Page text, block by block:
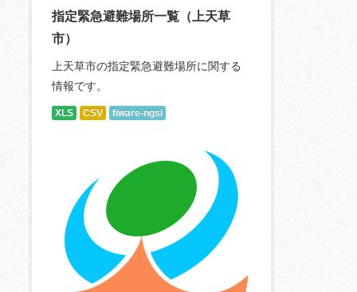
指定緊急避難場所一覧（上天草
市）
上天草市の指定緊急避難場所に関する
情報です。
XLS CSV fiware-ngsi